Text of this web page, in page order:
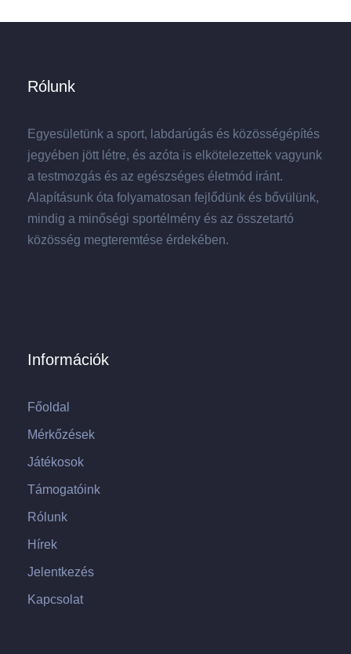
Rólunk
Egyesületünk a sport, labdarúgás és közösségépítés
jegyében jött létre, és azóta is elkötelezettek vagyunk
a testmozgás és az egészséges életmód iránt.
Alapításunk óta folyamatosan fejlődünk és bővülünk,
mindig a minőségi sportélmény és az összetartó
közösség megteremtése érdekében.
Információk
Főoldal
Mérkőzések
Játékosok
Támogatóink
Rólunk
Hírek
Jelentkezés
Kapcsolat